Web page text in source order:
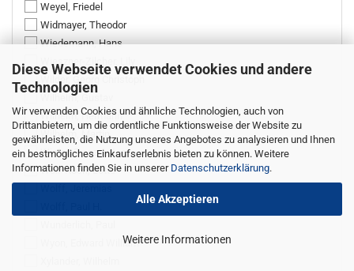
Diese Webseite verwendet Cookies und andere
Technologien
Wir verwenden Cookies und ähnliche Technologien, auch von
Drittanbietern, um die ordentliche Funktionsweise der Website zu
gewährleisten, die Nutzung unseres Angebotes zu analysieren und Ihnen
ein bestmögliches Einkaufserlebnis bieten zu können. Weitere
Informationen finden Sie in unserer Datenschutzerklärung.
Alle Akzeptieren
Weitere Informationen
Weyel, Friedel
Widmayer, Theodor
Wiedemann, Hans
Wieszner-Zilcher, Lily
Wilder, Georg Christoph
Wilhelm, Gustav
Wilhelm, Hermann
Wilhelm, Martin
Winter, Franz Anton
Wolf-Koch, Lotte
Wyon, Edward William